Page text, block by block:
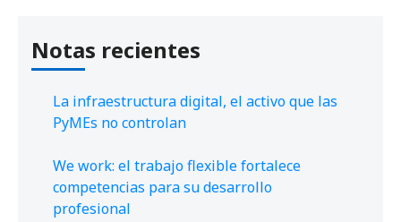
Notas recientes
La infraestructura digital, el activo que las
PyMEs no controlan
We work: el trabajo flexible fortalece
competencias para su desarrollo
profesional